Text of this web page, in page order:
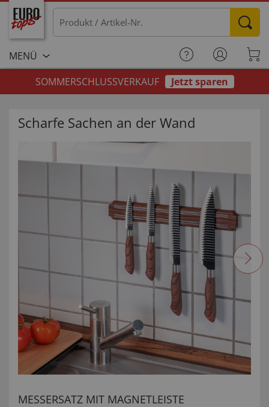
MENÜ
SOMMERSCHLUSSVERKAUF
Jetzt sparen
Scharfe Sachen an der Wand
MESSERSATZ MIT MAGNETLEISTE